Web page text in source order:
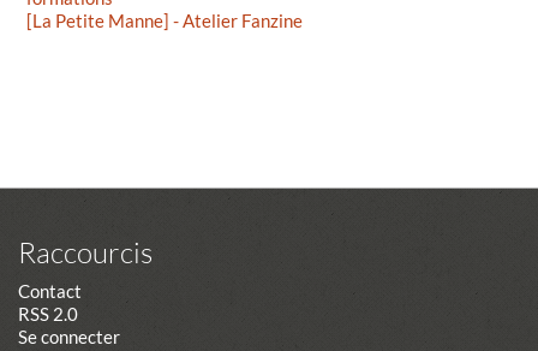
[La Petite Manne] - Atelier Fanzine
Raccourcis
Contact
RSS 2.0
Se connecter